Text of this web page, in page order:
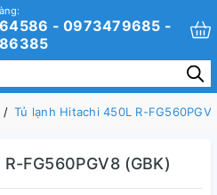
- 0973479685 -
Tủ lạnh Hitachi 450L R-
FG560PGV8 (GBK)